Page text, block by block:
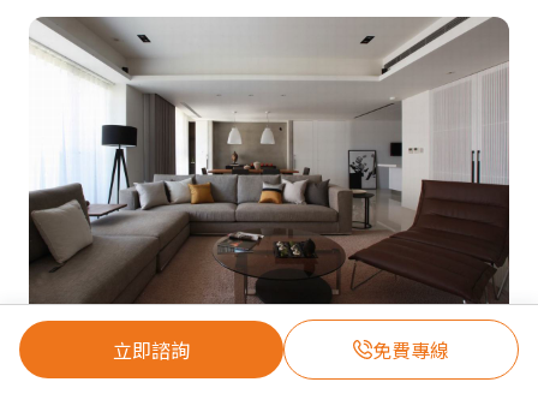
立即諮詢 免費專線
人文禪定 處處是景